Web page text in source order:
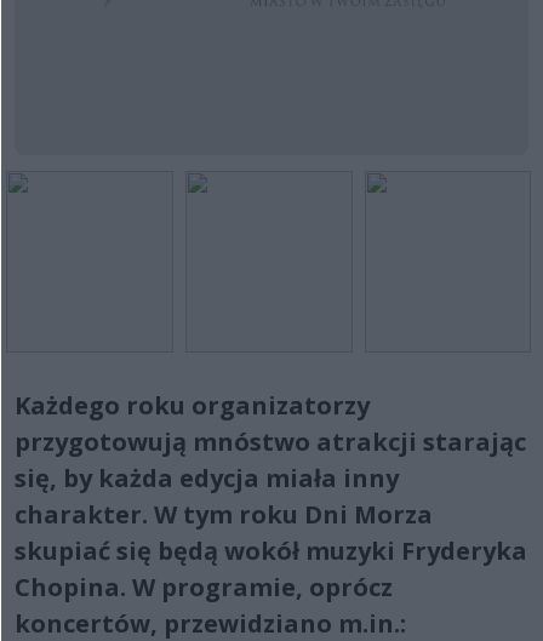
Każdego roku organizatorzy
przygotowują mnóstwo atrakcji starając
się, by każda edycja miała inny
charakter. W tym roku Dni Morza
skupiać się będą wokół muzyki Fryderyka
Chopina. W programie, oprócz
koncertów, przewidziano m.in.: